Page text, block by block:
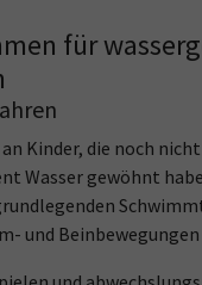
für
Kinder, die noch
Wasser gewöhnt
und